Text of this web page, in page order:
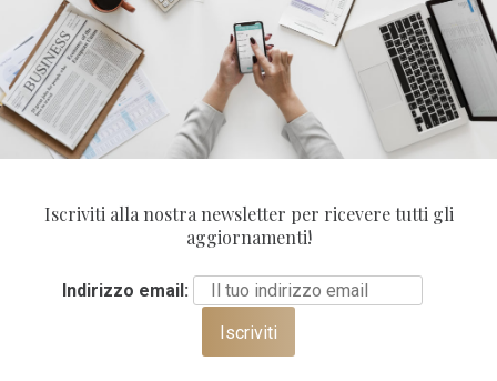
Categoria: Lavoro Vita In Ufficio
Come lo spazio dove
sapeva. Come si sa che non siamo tutti work
addicted, ma del resto dobbiamo lavorare per vivere.
C’è il libero professionista […]
Iscriviti alla nostra newsletter per ricevere tutti gli
aggiornamenti!
Indirizzo email: